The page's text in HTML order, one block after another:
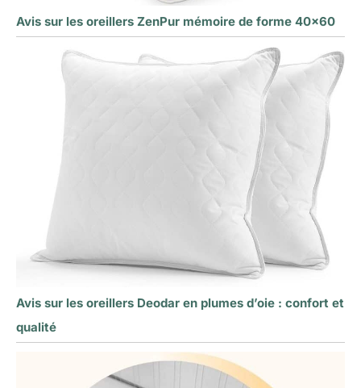
Avis sur les oreillers ZenPur mémoire de forme 40×60
Avis sur les oreillers Deodar en plumes d’oie : confort et
qualité